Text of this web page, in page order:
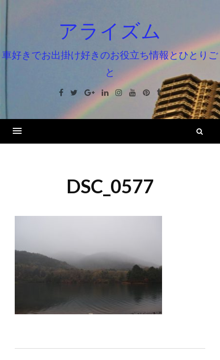
ン
ツ
ッ
アライズム
車好きでお出掛け好きのお役立ち情報とひとりご
と
Facebook
TwitterGoogle+LinkedinInstagramYoutube
Pinterest
Tumblr
DSC_0577